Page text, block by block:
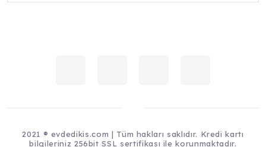
2021 ® evdedikis.com | Tüm hakları saklıdır. Kredi kartı
bilgileriniz 256bit SSL sertifikası ile korunmaktadır.